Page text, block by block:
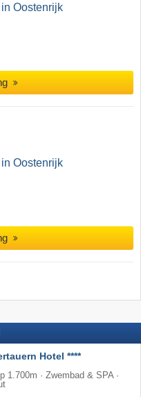
in Oostenrijk
in Oostenrijk
Hotel ****
1.700m · Zwembad & SPA ·